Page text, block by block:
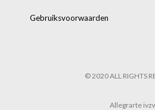
Gebruiksvoorwaarden
© 2020 ALL RIGHTS
Allegrarte